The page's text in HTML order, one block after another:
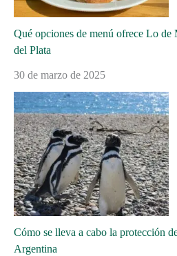
Qué opciones de menú ofrece Lo
del Plata
30 de marzo de 2025
Cómo se lleva a cabo la protección
Argentina